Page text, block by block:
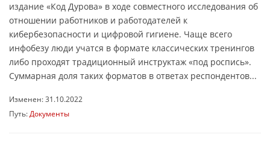
издание «Код Дурова» в ходе совместного исследования об
отношении работников и работодателей к
кибербезопасности и цифровой гигиене. Чаще всего
инфобезу люди учатся в формате классических тренингов
либо проходят традиционный инструктаж «под роспись».
Суммарная доля таких форматов в ответах респондентов...
Изменен: 31.10.2022
Путь: Документы